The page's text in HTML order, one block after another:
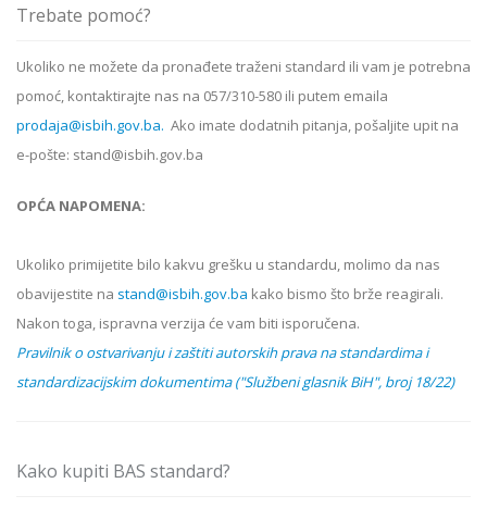
Trebate pomoć?
Ukoliko ne možete da pronađete traženi standard ili vam je potrebna
pomoć, kontaktirajte nas na 057/310-580 ili putem emaila
prodaja@isbih.gov.ba. Ako imate dodatnih pitanja, pošaljite upit na
e-pošte: stand@isbih.gov.ba
OPĆA NAPOMENA:
Ukoliko primijetite bilo kakvu grešku u standardu, molimo da nas
obavijestite na stand@isbih.gov.ba kako bismo što brže reagirali.
Nakon toga, ispravna verzija će vam biti isporučena.
Pravilnik o ostvarivanju i zaštiti autorskih prava na standardima i
standardizacijskim dokumentima ("Službeni glasnik BiH", broj 18/22)
Kako kupiti BAS standard?